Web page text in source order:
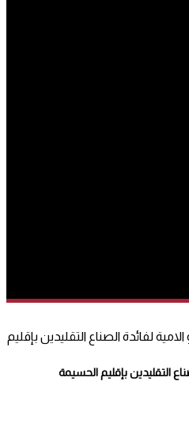
لفائدة الصناع التقليدين بإقليم
التقليدين بإقليم الحسيمة